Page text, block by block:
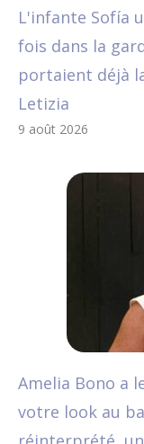
L'infante Sofía
fois dans la
portaient déjà
Letizia
9 août 2026
Amelia Bono a
votre look au